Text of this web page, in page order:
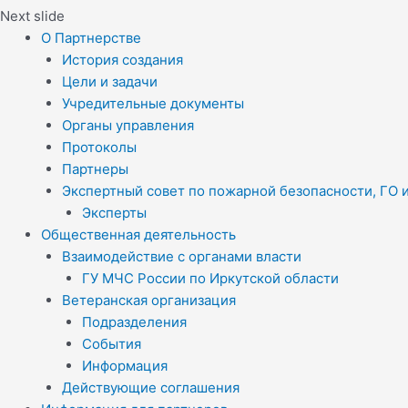
Next slide
О Партнерстве
История создания
Цели и задачи
Учредительные документы
Органы управления
Протоколы
Партнеры
Экспертный совет по пожарной безопасности, ГО
Эксперты
Общественная деятельность
Взаимодействие с органами власти
ГУ МЧС России по Иркутской области
Ветеранская организация
Подразделения
События
Информация
Действующие соглашения